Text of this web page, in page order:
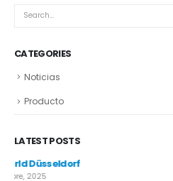
CATEGORIES
Noticias
Producto
LATEST POSTS
Neom